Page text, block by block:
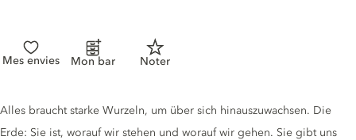
Mes envies Mon bar Noter
Gin description
Alles braucht starke Wurzeln, um über sich hinauszuwachsen. Die
Erde: Sie ist, worauf wir stehen und worauf wir gehen. Sie gibt uns